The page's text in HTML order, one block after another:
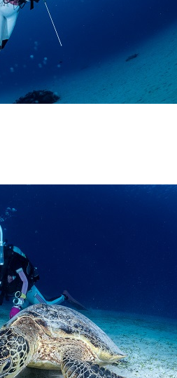
ルをご希望の方は、事前にお申し
ングに伴う危険に加え、予測不
う際にもトラブルが生じる可能
た場合、またはその他いかなる
上記承諾
閉